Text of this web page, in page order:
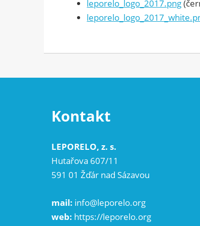
leporelo_logo_2017.png
Kontakt
LEPORELO, z. s.
Hutařova 607/11
591 01 Žďár nad Sázavou
mail: info@leporelo.org
web: https://leporelo.org